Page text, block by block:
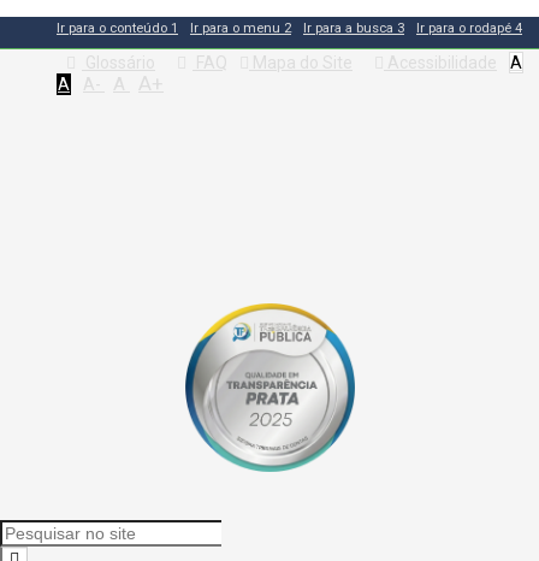
Ir para o conteúdo 1 Ir para o menu 2 Ir para a busca 3 Ir para o rodapé 4
Glossário FAQ Mapa do Site Acessibilidade
A
A
A- A A+